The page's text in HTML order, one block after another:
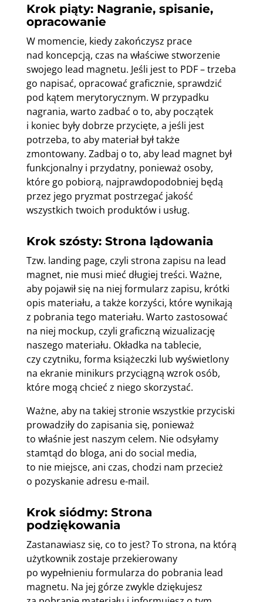
Krok piąty: Nagranie, spisanie,
opracowanie
W momencie, kiedy zakończysz prace
nad koncepcją, czas na właściwe stworzenie
swojego lead magnetu. Jeśli jest to PDF – trzeba
go napisać, opracować graficznie, sprawdzić
pod kątem merytorycznym. W przypadku
nagrania, warto zadbać o to, aby początek
i koniec były dobrze przycięte, a jeśli jest
potrzeba, to aby materiał był także
zmontowany. Zadbaj o to, aby lead magnet był
funkcjonalny i przydatny, ponieważ osoby,
które go pobiorą, najprawdopodobniej będą
przez jego pryzmat postrzegać jakość
wszystkich twoich produktów i usług.
Krok szósty: Strona lądowania
Tzw. landing page, czyli strona zapisu na lead
magnet, nie musi mieć długiej treści. Ważne,
aby pojawił się na niej formularz zapisu, krótki
opis materiału, a także korzyści, które wynikają
z pobrania tego materiału. Warto zastosować
na niej mockup, czyli graficzną wizualizację
naszego materiału. Okładka na tablecie,
czy czytniku, forma książeczki lub wyświetlony
na ekranie minikurs przyciągną wzrok osób,
które mogą chcieć z niego skorzystać.
Ważne, aby na takiej stronie wszystkie przyciski
prowadziły do zapisania się, ponieważ
to właśnie jest naszym celem. Nie odsyłamy
stamtąd do bloga, ani do social media,
to nie miejsce, ani czas, chodzi nam przecież
o pozyskanie adresu e-mail.
Krok siódmy: Strona
podziękowania
Zastanawiasz się, co to jest? To strona, na którą
użytkownik zostaje przekierowany
po wypełnieniu formularza do pobrania lead
magnetu. Na jej górze zwykle dziękujesz